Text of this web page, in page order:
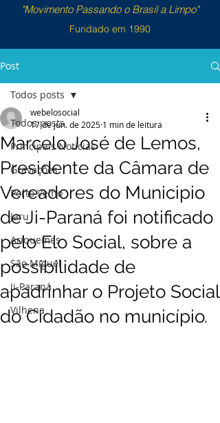
"Movimento Passando o Brasil a Limpo"
Fundado em 1990
Post
Todos posts
Principais Notícias
Gravações
Porto Velho
Jaru
Ariquemes
São Miguel
Ji-Paraná
Vilhena
Todos posts
Marcelo José de Lemos,
Presidente da Câmara de
Vereadores do Municipio
de Ji-Paraná foi notificado
pelo Elo Social, sobre a
possibilidade de
apadrinhar o Projeto Social
do Cidadão no município.
webelosocial
17 de jun. de 2025 1 min de leitura